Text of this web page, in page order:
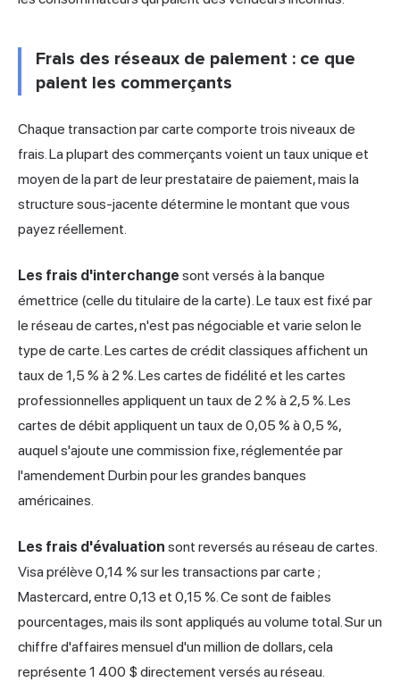
Frais des réseaux de paiement : ce que
paient les commerçants
Chaque transaction par carte comporte trois niveaux de
frais. La plupart des commerçants voient un taux unique et
moyen de la part de leur prestataire de paiement, mais la
structure sous-jacente détermine le montant que vous
payez réellement.
Les frais d'interchange sont versés à la banque
émettrice (celle du titulaire de la carte). Le taux est fixé par
le réseau de cartes, n'est pas négociable et varie selon le
type de carte. Les cartes de crédit classiques affichent un
taux de 1,5 % à 2 %. Les cartes de fidélité et les cartes
professionnelles appliquent un taux de 2 % à 2,5 %. Les
cartes de débit appliquent un taux de 0,05 % à 0,5 %,
auquel s'ajoute une commission fixe, réglementée par
l'amendement Durbin pour les grandes banques
américaines.
Les frais d'évaluation sont reversés au réseau de cartes.
Visa prélève 0,14 % sur les transactions par carte ;
Mastercard, entre 0,13 et 0,15 %. Ce sont de faibles
pourcentages, mais ils sont appliqués au volume total. Sur un
chiffre d'affaires mensuel d'un million de dollars, cela
représente 1 400 $ directement versés au réseau.